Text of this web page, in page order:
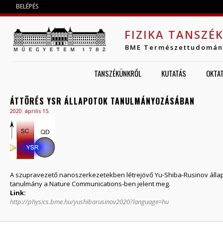
BELÉPÉS
FIZIKA TANSZÉK
BME
TANSZÉKÜNKRŐL KUTATÁS
ÁTTÖRÉS YSR ÁLLAPOTOK TANULMÁNYOZÁSÁBAN
2020. április 15.
A szupravezető nanoszerkezetekben létrejövő Yu-Shiba-Rusinov
tanulmány a Nature Communications-ben jelent meg.
Link:
http://physics.bme.hu/yushibarusinov2020?language=hu